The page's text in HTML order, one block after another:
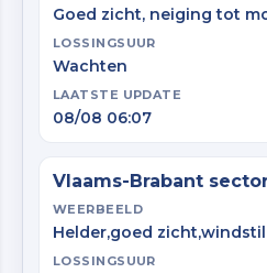
Goed zicht, neiging tot
LOSSINGSUUR
Wachten
LAATSTE UPDATE
08/08 06:07
Vlaams-Brabant
WEERBEELD
Helder,goed zicht,windstil
LOSSINGSUUR